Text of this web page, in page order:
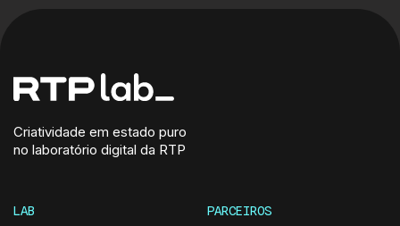
Criatividade em estado puro
no laboratório digital da RTP
LAB PARCEIROS